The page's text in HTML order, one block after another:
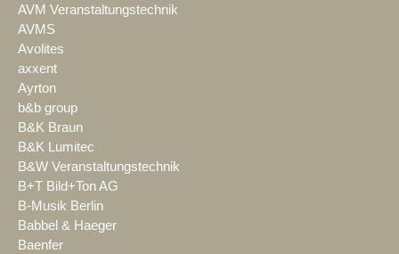
AVM Veranstaltungstechnik
AVMS
Avolites
axxent
Ayrton
b&b group
B&K Braun
B&K Lumitec
B&W Veranstaltungstechnik
B+T Bild+Ton AG
B-Musik Berlin
Babbel & Haeger
Baenfer